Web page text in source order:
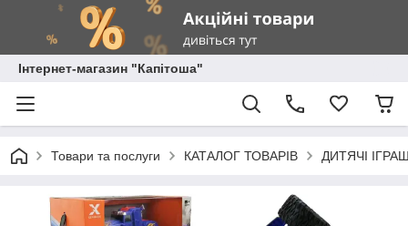
Інтернет-магазин "Капітоша"
Товари та послуги КАТАЛОГ ТОВАРІВ ДИТЯЧІ